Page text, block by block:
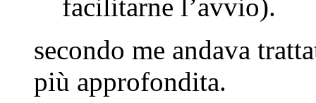
facilitarne l’avvio).
secondo me andava
più approfondita.